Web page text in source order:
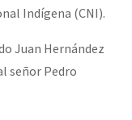
Indígena (CNI).
Juan Hernández
señor Pedro